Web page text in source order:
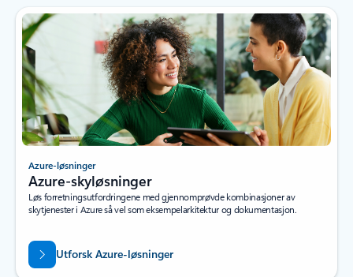
Azure-løsninger
Azure-skyløsninger
Løs forretningsutfordringene med gjennomprøvde kombinasjoner av
skytjenester i Azure så vel som eksempelarkitektur og dokumentasjon.
Utforsk Azure-løsninger